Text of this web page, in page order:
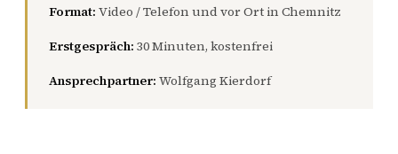
Format: Video / Telefon und vor Ort in Chemnitz
Erstgespräch: 30 Minuten, kostenfrei
Ansprechpartner: Wolfgang Kierdorf